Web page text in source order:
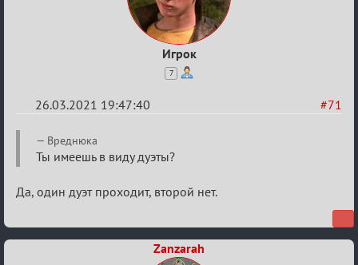
Игрок
7
#71
26.03.2021 19:47:40
Re:
ГОЛОС
(обсуждение)
Вреднюка
Ты имеешь в виду дуэты?
Да, один дуэт проходит, второй нет.
Zanzarah